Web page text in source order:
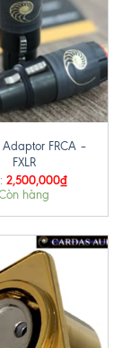
FRCA –
FXLR
2,500,000₫
hàng